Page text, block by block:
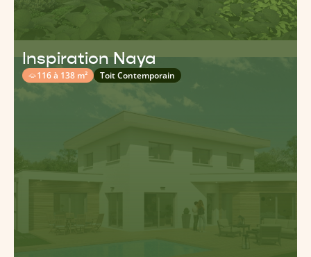
Inspiration Naya
116 à 138 m² Toit Contemporain